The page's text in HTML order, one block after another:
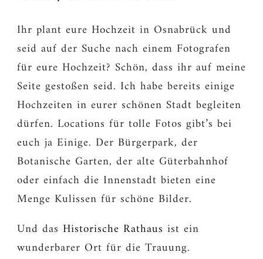
Ihr plant eure Hochzeit in Osnabrück und
seid auf der Suche nach einem Fotografen
für eure Hochzeit? Schön, dass ihr auf meine
Seite gestoßen seid. Ich habe bereits einige
Hochzeiten in eurer schönen Stadt begleiten
dürfen. Locations für tolle Fotos gibt’s bei
euch ja Einige. Der Bürgerpark, der
Botanische Garten, der alte Güterbahnhof
oder einfach die Innenstadt bieten eine
Menge Kulissen für schöne Bilder.
Und das Historische Rathaus ist ein
wunderbarer Ort für die Trauung.